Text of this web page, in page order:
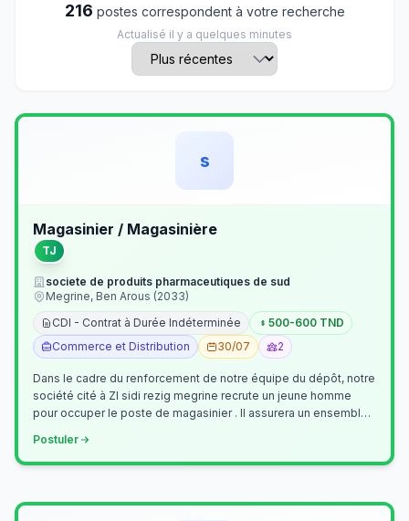
216 postes correspondent à votre recherche
Actualisé il y a quelques minutes
s
Magasinier / Magasinière
TJ
societe de produits pharmaceutiques de sud
Megrine, Ben Arous (2033)
CDI - Contrat à Durée Indéterminée
500-600 TND
Commerce et Distribution
30/07 2
Dans le cadre du renforcement de notre équipe du dépôt, notre
société cité à ZI sidi rezig megrine recrute un jeune homme
pour occuper le poste de magasinier . Il assurera un ensemble
Postuler